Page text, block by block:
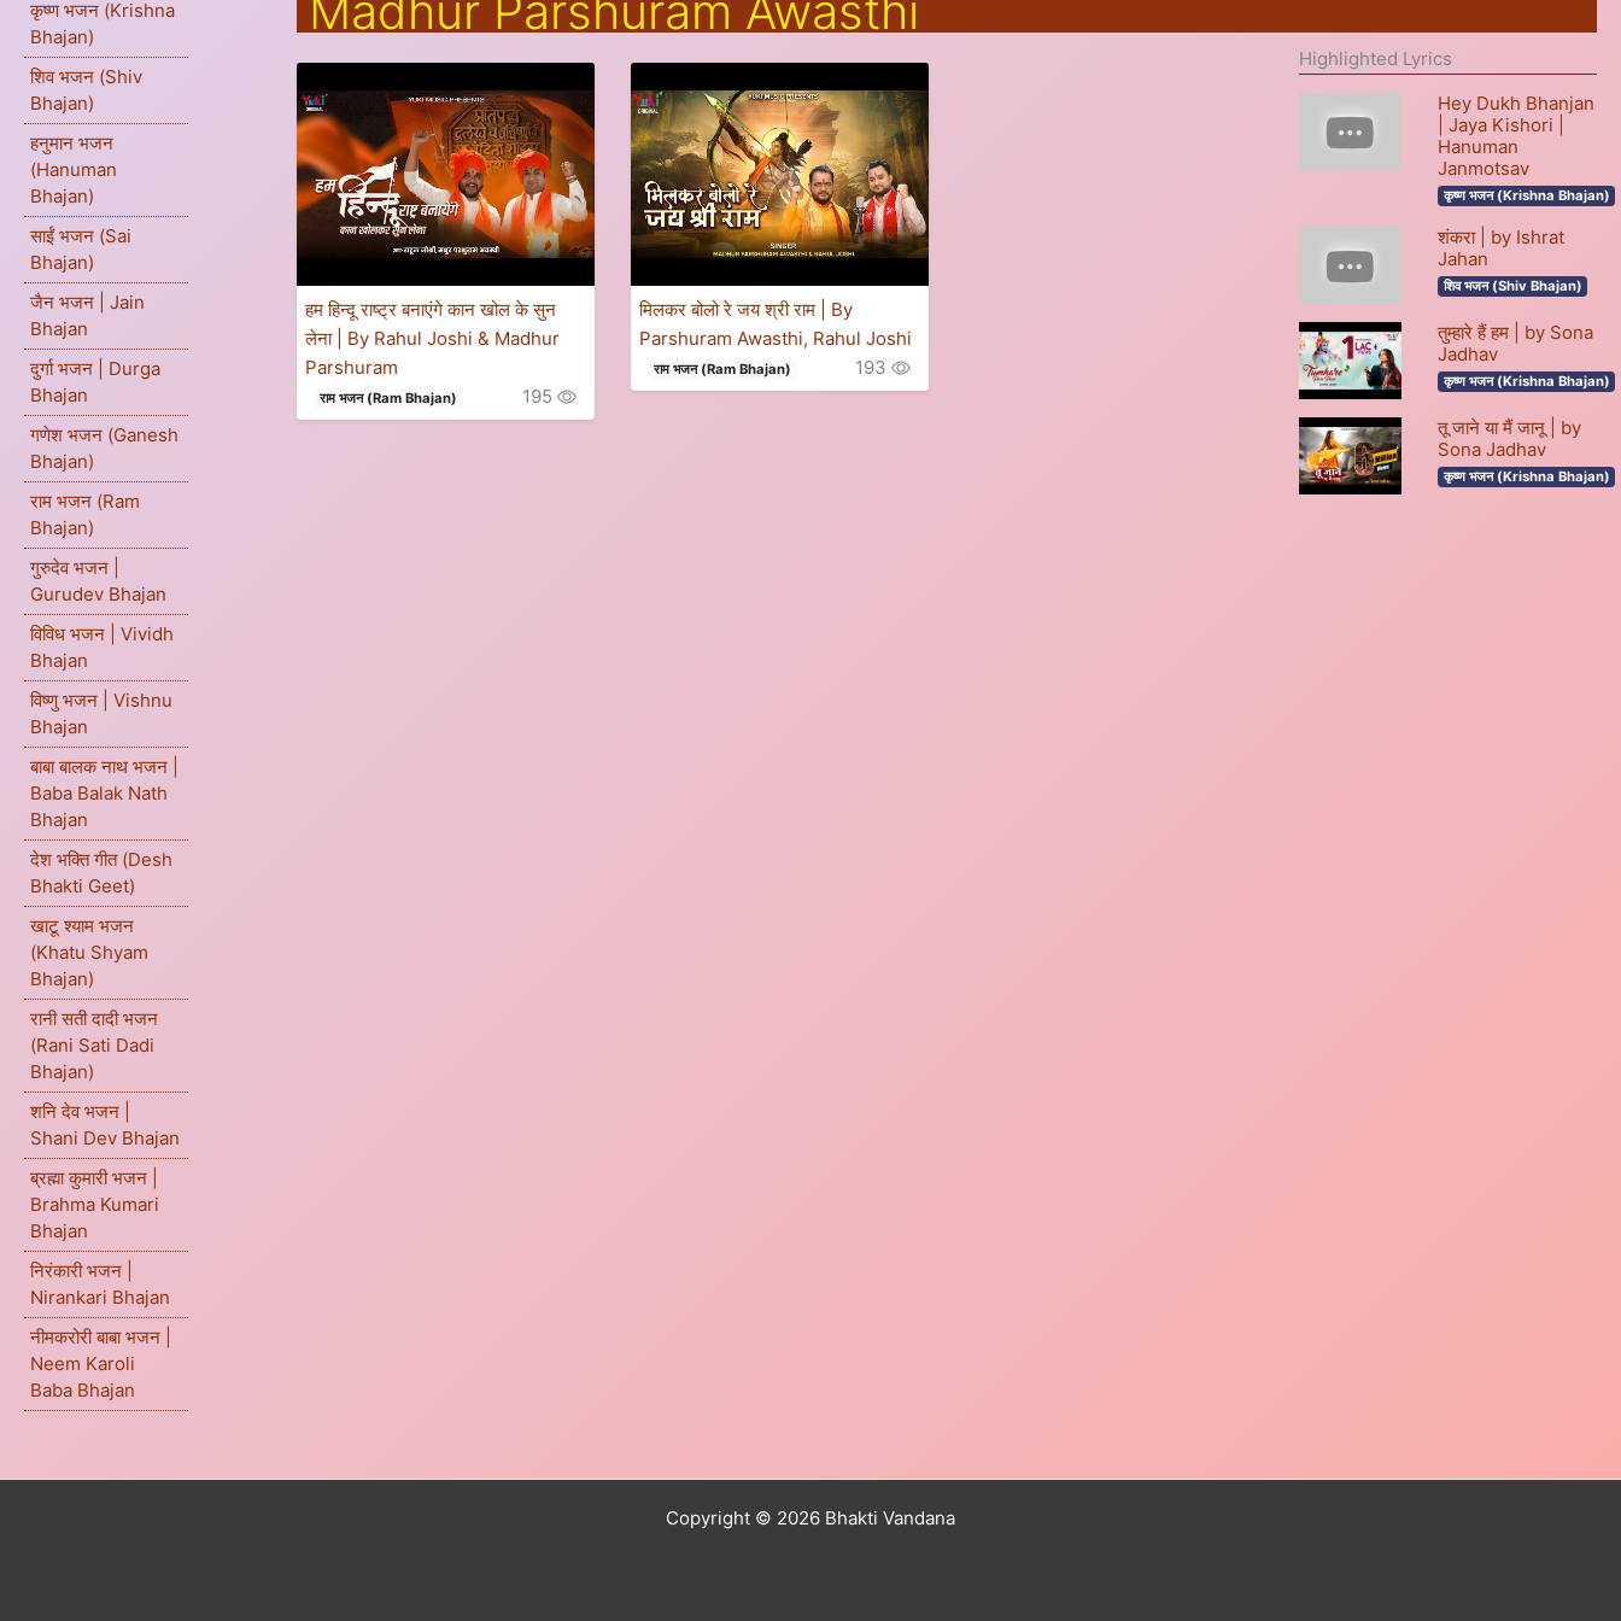
कृष्ण भजन (Krishna
Bhajan)
शिव भजन (Shiv
Bhajan)
हनुमान भजन
(Hanuman
Bhajan)
साईं भजन (Sai
Bhajan)
जैन भजन | Jain
Bhajan
दुर्गा भजन | Durga
Bhajan
गणेश भजन (Ganesh
Bhajan)
राम भजन (Ram
Bhajan)
गुरुदेव भजन |
Gurudev Bhajan
विविध भजन | Vividh
Bhajan
विष्णु भजन | Vishnu
Bhajan
बाबा बालक नाथ भजन |
Baba Balak Nath
Bhajan
देश भक्ति गीत (Desh
Bhakti Geet)
खाटू श्याम भजन
(Khatu Shyam
Bhajan)
रानी सती दादी भजन
(Rani Sati Dadi
Bhajan)
शनि देव भजन |
Shani Dev Bhajan
ब्रह्मा कुमारी भजन |
Brahma Kumari
Bhajan
निरंकारी भजन |
Nirankari Bhajan
नीमकरोरी बाबा भजन |
Neem Karoli
Baba Bhajan
हम हिन्दू राष्ट्र बनाएंगे कान खोल के सुन
लेना | By Rahul Joshi & Madhur
Parshuram
राम भजन (Ram Bhajan) 195
मिलकर बोलो रे जय श्री राम | By
Parshuram Awasthi, Rahul Joshi
राम भजन (Ram Bhajan) 193
Highlighted Lyrics
Hey Dukh Bhanjan
| Jaya Kishori |
Hanuman
Janmotsav
कृष्ण भजन (Krishna Bhajan)
शंकरा | by Ishrat
Jahan
शिव भजन (Shiv Bhajan)
तुम्हारे हैं हम | by Sona
Jadhav
कृष्ण भजन (Krishna Bhajan)
तू जाने या मैं जानू | by
Sona Jadhav
कृष्ण भजन (Krishna Bhajan)
Copyright © 2026 Bhakti Vandana